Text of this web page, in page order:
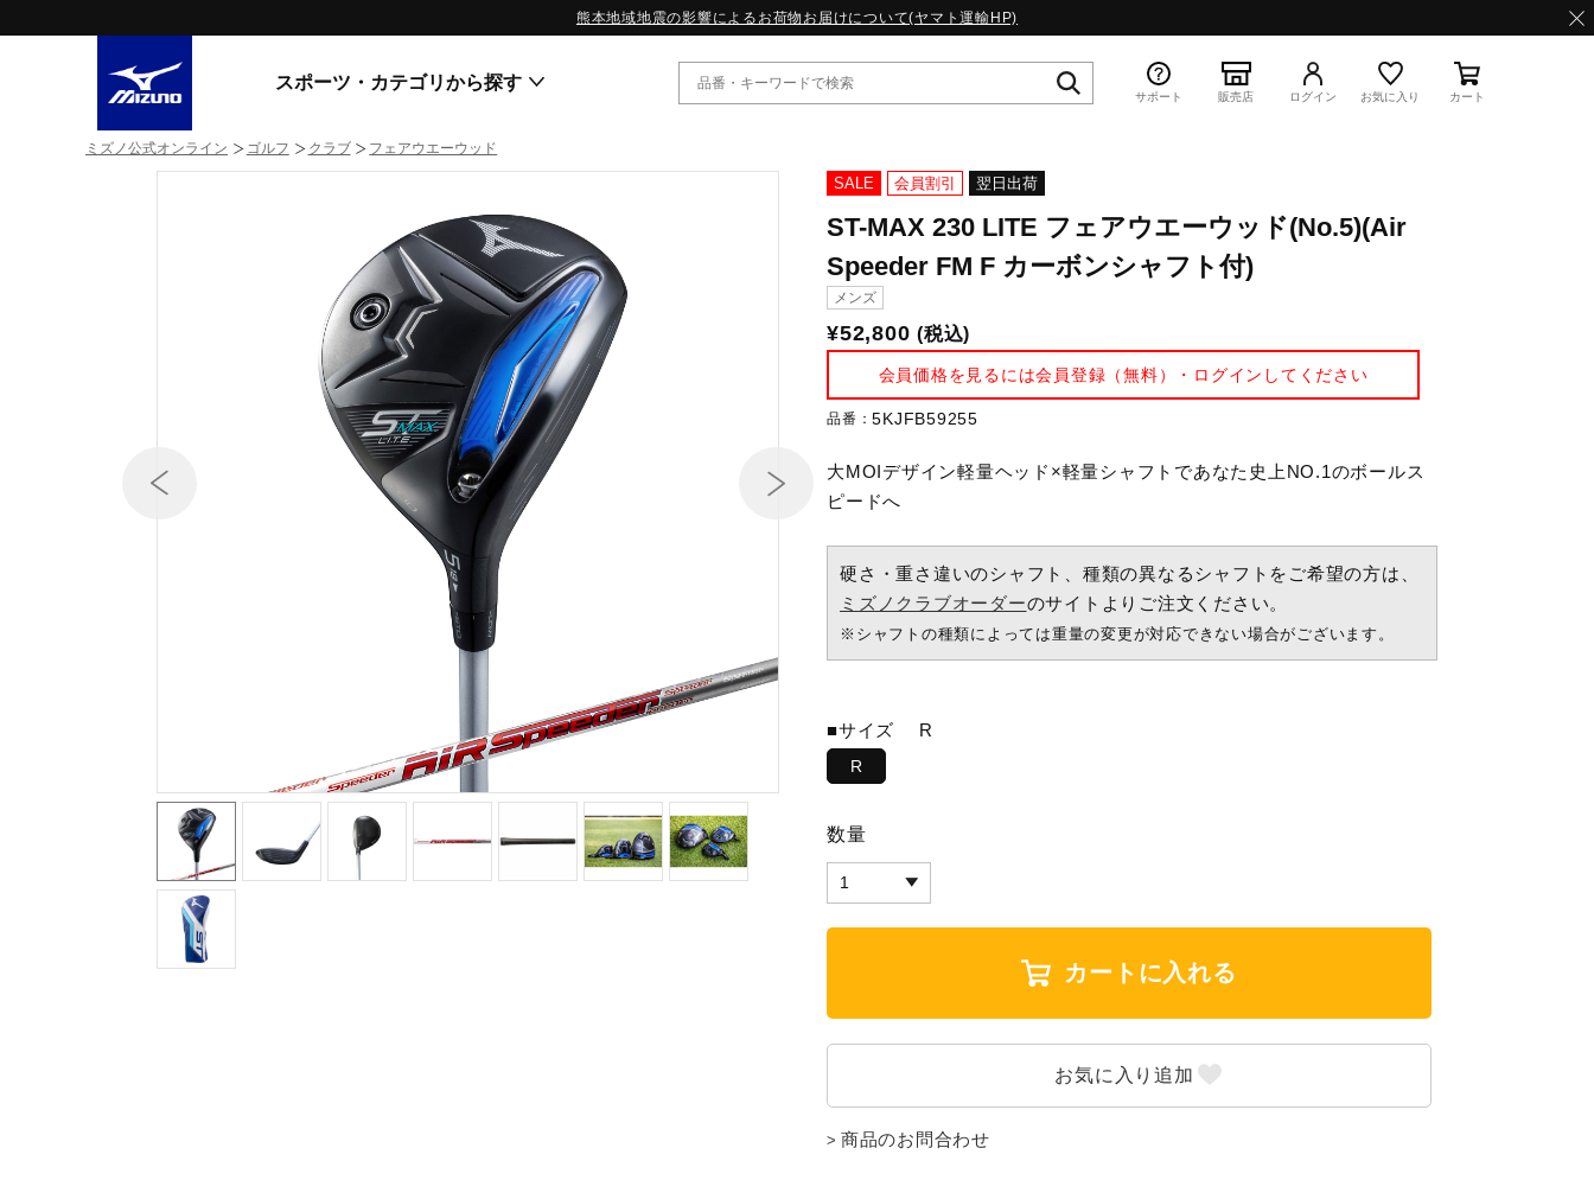
熊本地域地震の影響によるお荷物お届けについて(ヤマト運輸HP)
スポーツ・カテゴリから探す
スニーカー
ウィンタースポーツ
ウォーキングシューズ
ライフスタイルグッズ
すべてのシリーズ
WAVE PROPHECY
MORELIA LS
WAVE RIDER
MXR
ゴアテックス
コラボレーション
その他シリーズ
WP13.2｜特集
MORELIA LS｜特集
W.PROPHECY1｜特集
WP MAGIC MITA｜特集
WP STRAP｜特集
スペシャルカラーパック｜特集
WP STRAP 2｜特集
マーガレット・ハウエル｜特集
KICKS & ECHO｜特集
スニーカー商品をすべて見る
特集
サポート 販売店 ログイン お気に入り カート
ミズノ公式オンライン ゴルフ クラブ フェアウエーウッド
SALE 会員割引 翌日出荷
ST-MAX 230 LITE フェアウエーウッド(No.5)(Air
Speeder FM F カーボンシャフト付)
メンズ
¥52,800 (税込)
会員価格を見るには会員登録（無料）・ログインしてください
品番：5KJFB59255
大MOIデザイン軽量ヘッド×軽量シャフトであなた史上NO.1のボールス
ピードへ
硬さ・重さ違いのシャフト、種類の異なるシャフトをご希望の方は、
ミズノクラブオーダーのサイトよりご注文ください。
※シャフトの種類によっては重量の変更が対応できない場合がございます。
■サイズ R
R
数量
カートに入れる
商品のお問合わせ